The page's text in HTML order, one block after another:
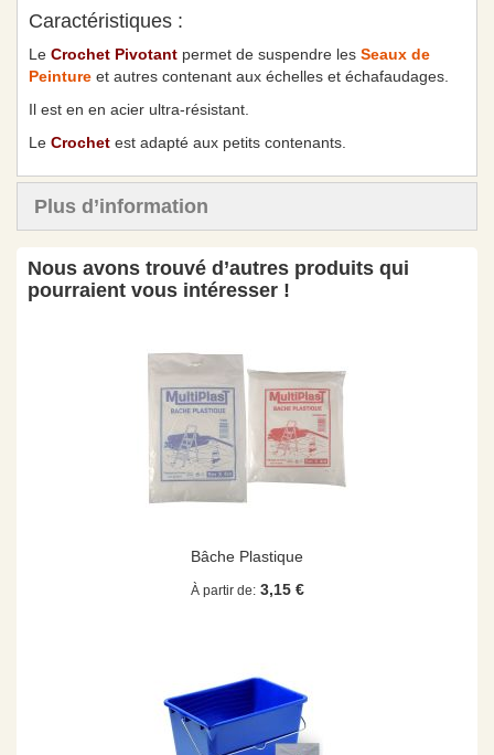
Caractéristiques :
Le Crochet Pivotant permet de suspendre les Seaux de
Peinture et autres contenant aux échelles et échafaudages.
Il est en en acier ultra-résistant.
Le Crochet est adapté aux petits contenants.
Plus d’information
Nous avons trouvé d’autres produits qui
pourraient vous intéresser !
Bâche Plastique
À partir de 3,15 €